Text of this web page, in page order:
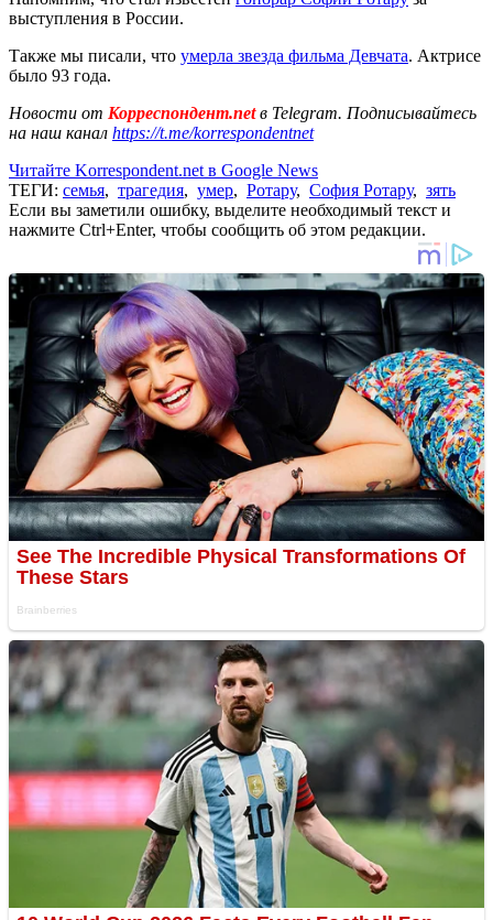
выступления в России.
Также мы писали, что умерла звезда фильма Девчата. Актрисе
было 93 года.
Новости от Корреспондент.netв Telegram. Подписывайтесь
на наш канал https://t.me/korrespondentnet
Читайте Korrespondent.net в Google News
ТЕГИ: семья, трагедия, умер, Ротару, София Ротару, зять
Если вы заметили ошибку, выделите необходимый текст и
нажмите Ctrl+Enter, чтобы сообщить об этом редакции.